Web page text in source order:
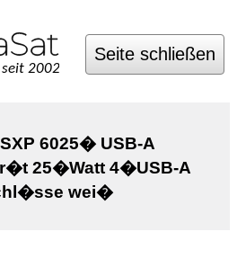
2002
Seite schließen
6025� USB-A
25�Watt 4�USB-A
wei�